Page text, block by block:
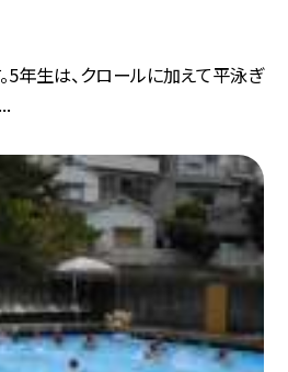
5年生は、クロールに加えて平泳ぎ